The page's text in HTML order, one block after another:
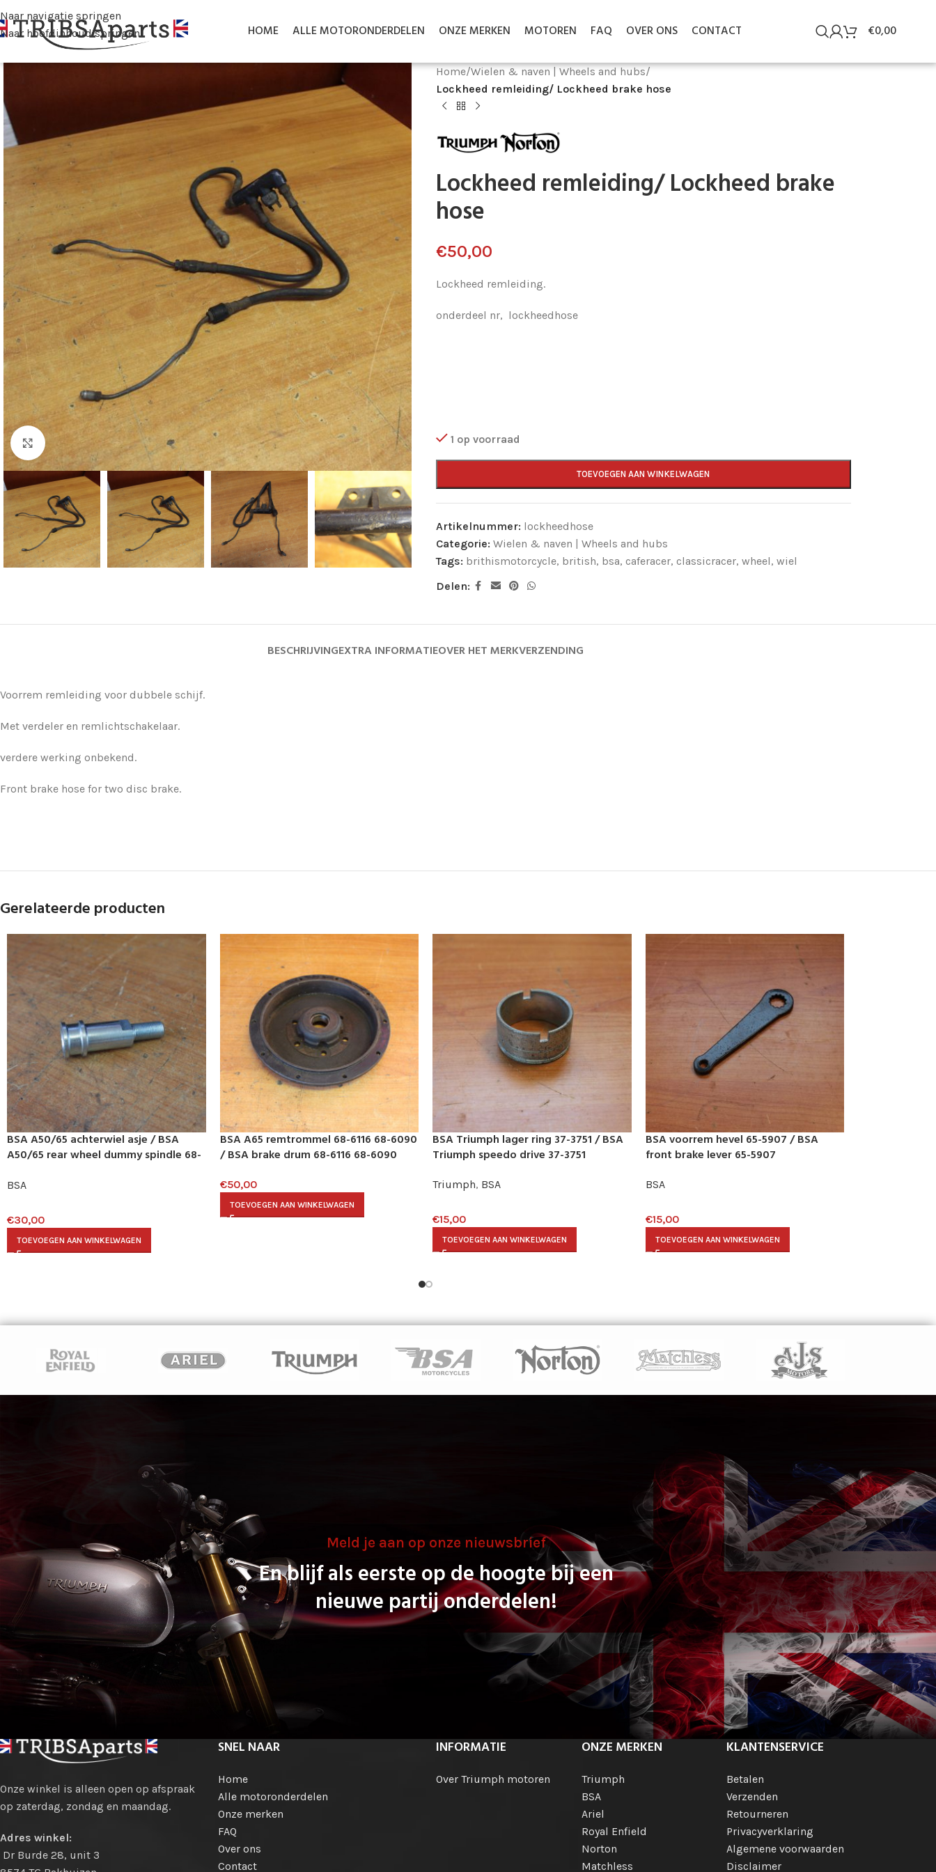
Naar navigatie springen
Naar hoofdinhoud springen
HOME ALLE MOTORONDERDELEN ONZE MERKEN MOTOREN FAQ OVER ONS CONTACT €0,00
Klik voor vergroting
Home/Wielen & naven | Wheels and hubs/
Lockheed remleiding/ Lockheed brake hose
Lockheed remleiding/ Lockheed brake
hose
€50,00
Lockheed remleiding.
onderdeel nr, lockheedhose
1 op voorraad
TOEVOEGEN AAN WINKELWAGEN
Artikelnummer: lockheedhose
Categorie: Wielen & naven | Wheels and hubs
Tags: brithismotorcycle, british, bsa, caferacer, classicracer, wheel, wiel
Delen:
BESCHRIJVINGEXTRA INFORMATIEOVER HET MERKVERZENDING
Voorrem remleiding voor dubbele schijf.
Met verdeler en remlichtschakelaar.
verdere werking onbekend.
Front brake hose for two disc brake.
Gerelateerde producten
BSA A50/65 achterwiel asje / BSA
A50/65 rear wheel dummy spindle 68-
BSA
€30,00
TOEVOEGEN AAN WINKELWAGEN
BSA A65 remtrommel 68-6116 68-6090
/ BSA brake drum 68-6116 68-6090
€50,00
TOEVOEGEN AAN WINKELWAGEN
BSA Triumph lager ring 37-3751 / BSA
Triumph speedo drive 37-3751
Triumph, BSA
€15,00
TOEVOEGEN AAN WINKELWAGEN
BSA voorrem hevel 65-5907 / BSA
front brake lever 65-5907
BSA
€15,00
TOEVOEGEN AAN WINKELWAGEN
Meld je aan op onze nieuwsbrief
En blijf als eerste op de hoogte bij een
nieuwe partij onderdelen!
Onze winkel is alleen open op afspraak
op zaterdag, zondag en maandag.
Adres winkel:
Dr Burde 28, unit 3
SNEL NAAR
Home
Alle motoronderdelen
Onze merken
FAQ
Over ons
Contact
INFORMATIE
Over Triumph motoren
ONZE MERKEN
Triumph
BSA
Ariel
Royal Enfield
Norton
Matchless
KLANTENSERVICE
Betalen
Verzenden
Retourneren
Privacyverklaring
Algemene voorwaarden
Disclaimer